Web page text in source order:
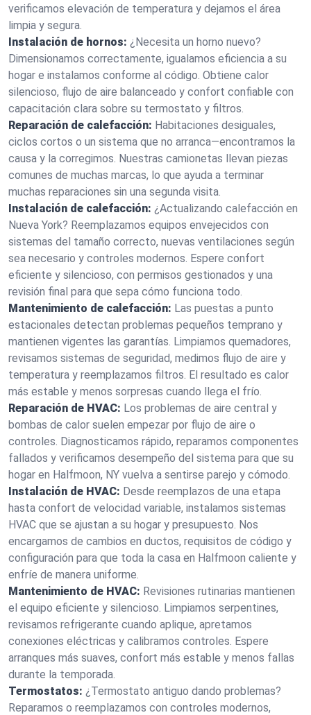
verificamos elevación de temperatura y dejamos el área
limpia y segura.
Instalación de hornos: ¿Necesita un horno nuevo?
Dimensionamos correctamente, igualamos eficiencia a su
hogar e instalamos conforme al código. Obtiene calor
silencioso, flujo de aire balanceado y confort confiable con
capacitación clara sobre su termostato y filtros.
Reparación de calefacción: Habitaciones desiguales,
ciclos cortos o un sistema que no arranca—encontramos la
causa y la corregimos. Nuestras camionetas llevan piezas
comunes de muchas marcas, lo que ayuda a terminar
muchas reparaciones sin una segunda visita.
Instalación de calefacción: ¿Actualizando calefacción en
Nueva York? Reemplazamos equipos envejecidos con
sistemas del tamaño correcto, nuevas ventilaciones según
sea necesario y controles modernos. Espere confort
eficiente y silencioso, con permisos gestionados y una
revisión final para que sepa cómo funciona todo.
Mantenimiento de calefacción: Las puestas a punto
estacionales detectan problemas pequeños temprano y
mantienen vigentes las garantías. Limpiamos quemadores,
revisamos sistemas de seguridad, medimos flujo de aire y
temperatura y reemplazamos filtros. El resultado es calor
más estable y menos sorpresas cuando llega el frío.
Reparación de HVAC: Los problemas de aire central y
bombas de calor suelen empezar por flujo de aire o
controles. Diagnosticamos rápido, reparamos componentes
fallados y verificamos desempeño del sistema para que su
hogar en Halfmoon, NY vuelva a sentirse parejo y cómodo.
Instalación de HVAC: Desde reemplazos de una etapa
hasta confort de velocidad variable, instalamos sistemas
HVAC que se ajustan a su hogar y presupuesto. Nos
encargamos de cambios en ductos, requisitos de código y
configuración para que toda la casa en Halfmoon caliente y
enfríe de manera uniforme.
Mantenimiento de HVAC: Revisiones rutinarias mantienen
el equipo eficiente y silencioso. Limpiamos serpentines,
revisamos refrigerante cuando aplique, apretamos
conexiones eléctricas y calibramos controles. Espere
arranques más suaves, confort más estable y menos fallas
durante la temporada.
Termostatos: ¿Termostato antiguo dando problemas?
Reparamos o reemplazamos con controles modernos,